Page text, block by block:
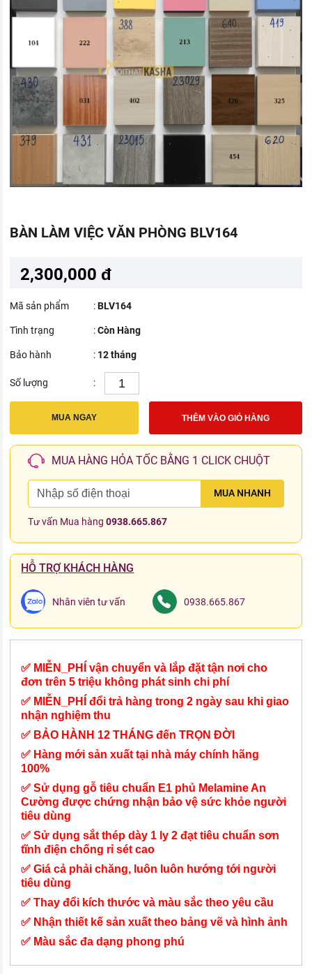
BÀN LÀM VIỆC VĂN PHÒNG BLV164
2,300,000 đ
Mã sản phẩm :BLV164
Tình trạng :Còn Hàng
Bảo hành : 12 tháng
Số lượng :
MUA NGAY THÊM VÀO GIỎ HÀNG
MUA HÀNG HỎA TỐC BẰNG 1 CLICK CHUỘT
MUA NHANH
Tư vấn Mua hàng0938.665.867
HỖ TRỢ KHÁCH HÀNG
Nhân viên tư vấn 0938.665.867
✅ MIỄN_PHÍ vận chuyển và lắp đặt tận nơi cho
đơn trên 5 triệu không phát sinh chi phí
✅ MIỄN_PHÍ đổi trả hàng trong 2 ngày sau khi giao
nhận nghiệm thu
✅ BẢO HÀNH 12 THÁNG đến TRỌN ĐỜI
✅ Hàng mới sản xuất tại nhà máy chính hãng
100%
✅ Sử dụng gỗ tiêu chuẩn E1 phủ Melamine An
Cường được chứng nhận bảo vệ sức khỏe người
tiêu dùng
✅ Sử dụng sắt thép dày 1 ly 2 đạt tiêu chuẩn sơn
tĩnh điện chống rỉ sét cao
✅ Giá cả phải chăng, luôn luôn hướng tới người
tiêu dùng
✅ Thay đổi kích thước và màu sắc theo yêu cầu
✅ Nhận thiết kế sản xuất theo bảng vẽ và hình ảnh
✅ Màu sắc đa dạng phong phú